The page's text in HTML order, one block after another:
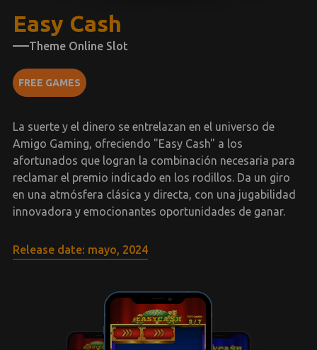
Easy Cash
Theme Online Slot
FREE GAMES
La suerte y el dinero se entrelazan en el universo de
Amigo Gaming, ofreciendo "Easy Cash" a los
afortunados que logran la combinación necesaria para
reclamar el premio indicado en los rodillos. Da un giro
en una atmósfera clásica y directa, con una jugabilidad
innovadora y emocionantes oportunidades de ganar.
Release date: mayo, 2024